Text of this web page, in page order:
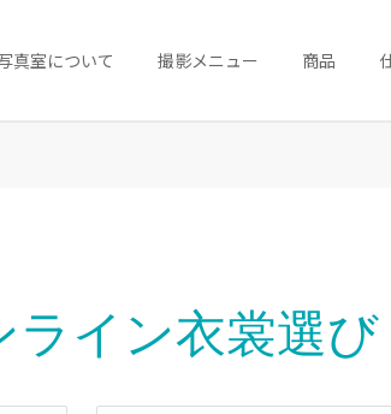
真室について 撮影メニュー 商品
ライン衣裳選び